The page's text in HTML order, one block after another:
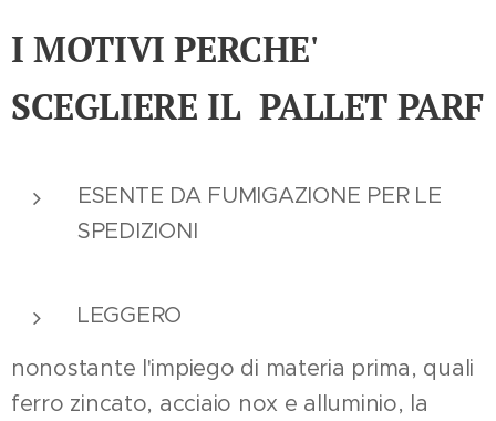
I MOTIVI PERCHE'
SCEGLIERE IL PALLET PARF
ESENTE DA FUMIGAZIONE PER LE
SPEDIZIONI
LEGGERO
nonostante l'impiego di materia prima, quali
ferro zincato, acciaio nox e alluminio, la